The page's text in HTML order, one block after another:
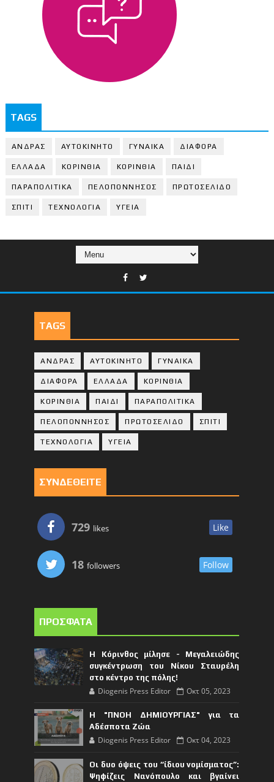
TAGS
ΑΝΔΡΑΣ ΑΥΤΟΚΙΝΗΤΟ ΓΥΝΑΙΚΑ ΔΙΑΦΟΡΑ
ΕΛΛΑΔΑ ΚΟΡΙΝΘΙΑ ΚΟΡΙΝΘΙA ΠΑΙΔΙ
ΠΑΡΑΠΟΛΙΤΙΚΑ ΠΕΛΟΠΟΝΝΗΣΟΣ ΠΡΩΤΟΣΕΛΙΔΟ
ΣΠΙΤΙ ΤΕΧΝΟΛΟΓΙΑ ΥΓΕΙΑ
TAGS
ΑΝΔΡΑΣ ΑΥΤΟΚΙΝΗΤΟ ΓΥΝΑΙΚΑ
ΔΙΑΦΟΡΑ ΕΛΛΑΔΑ ΚΟΡΙΝΘΙΑ
ΚΟΡΙΝΘΙA ΠΑΙΔΙ ΠΑΡΑΠΟΛΙΤΙΚΑ
ΠΕΛΟΠΟΝΝΗΣΟΣ ΠΡΩΤΟΣΕΛΙΔΟ ΣΠΙΤΙ
ΤΕΧΝΟΛΟΓΙΑ ΥΓΕΙΑ
ΣΥΝΔΕΘΕΙΤΕ
729 likes Like
18 followers Follow
ΠΡΟΣΦΑΤΑ
Η Κόρινθος μίλησε - Μεγαλειώδης
συγκέντρωση του Νίκου Σταυρέλη
στο κέντρο της πόλης!
Diogenis Press Editor Οκτ 05, 2023
Η "ΠΝΟΗ ΔΗΜΙΟΥΡΓΙΑΣ" για τα
Αδέσποτα Ζώα
Diogenis Press Editor Οκτ 04, 2023
Οι δυο όψεις του “ίδιου νομίσματος”:
Ψηφίζεις Νανόπουλο και βγαίνει